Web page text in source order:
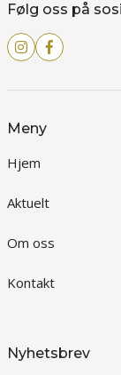
Følg oss på
Meny
Hjem
Aktuelt
Om oss
Kontakt
Nyhetsbrev